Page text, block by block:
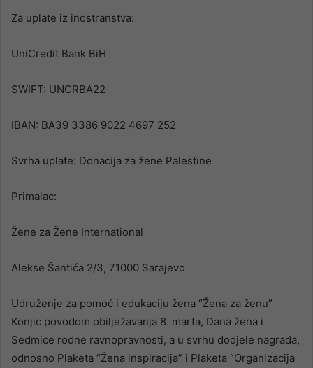
Za uplate iz inostranstva:
UniCredit Bank BiH
SWIFT: UNCRBA22
IBAN: BA39 3386 9022 4697 252
Svrha uplate: Donacija za žene Palestine
Primalac:
Žene za Žene International
Alekse Šantića 2/3, 71000 Sarajevo
Udruženje za pomoć i edukaciju žena “Žena za ženu”
Konjic povodom obilježavanja 8. marta, Dana žena i
Sedmice rodne ravnopravnosti, a u svrhu dodjele nagrada,
odnosno Plaketa “Žena inspiracija” i Plaketa “Organizacija